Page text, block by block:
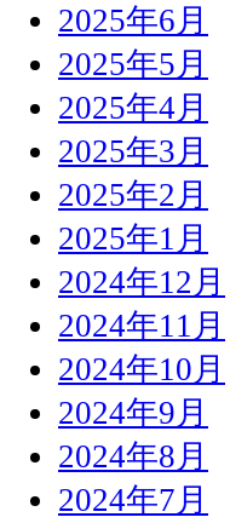
2025年6月
2025年5月
2025年4月
2025年3月
2025年2月
2025年1月
2024年12月
2024年11月
2024年10月
2024年9月
2024年8月
2024年7月